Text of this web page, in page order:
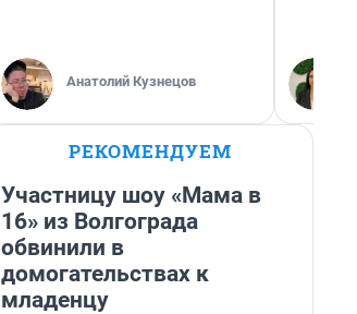
Анатолий Кузнецов
РЕКОМЕНДУЕМ
Участницу шоу «Мама в
16» из Волгограда
обвинили в
домогательствах к
младенцу